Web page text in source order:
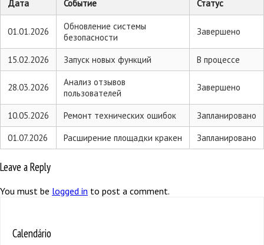
Дата Событие Статус
01.01.2026
Обновление системы
безопасности
Завершено
15.02.2026 Запуск новых функций В процессе
28.03.2026
Анализ отзывов
пользователей
Завершено
10.05.2026 Ремонт технических ошибок
Запланировано
01.07.2026
Расширение площадки кракен Запланировано
Leave a Reply
You must be logged in to post a comment.
Calendário